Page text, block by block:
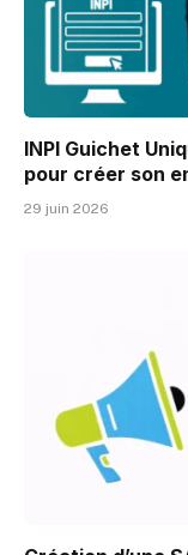
INPI Guichet
pour créer son
29 juin 2026